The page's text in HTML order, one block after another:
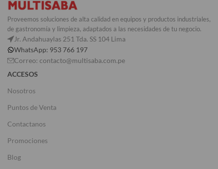
Proveemos soluciones de alta calidad en equipos y productos industriales,
de gastronomía y limpieza, adaptados a las necesidades de tu negocio.
Jr. Andahuaylas 251 Tda. SS 104 Lima
WhatsApp: 953 766 197
Correo: contacto@multisaba.com.pe
ACCESOS
Nosotros
Puntos de Venta
Contactanos
Promociones
Blog